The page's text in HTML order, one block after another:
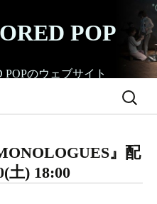
POP
のウェブサイト
検
索:
』配
土) 18:00